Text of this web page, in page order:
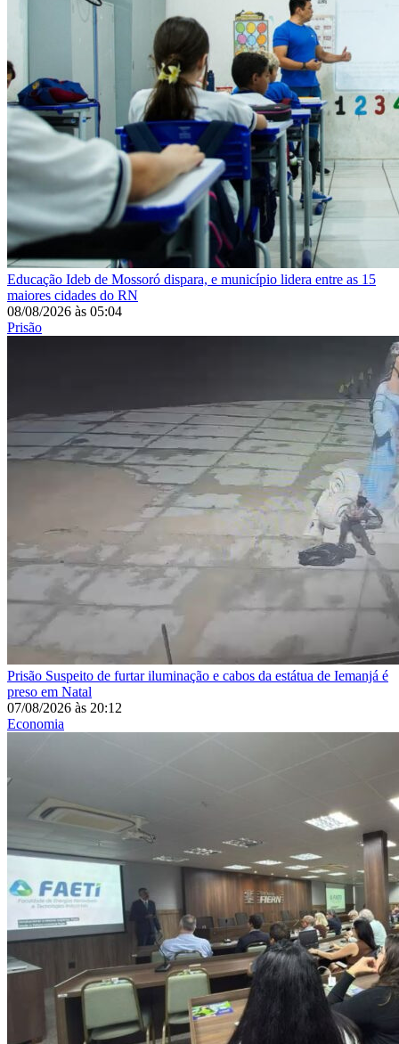
Educação Ideb de Mossoró dispara, e município lidera entre as 15
maiores cidades do RN
08/08/2026 às 05:04
Prisão
Prisão Suspeito de furtar iluminação e cabos da estátua de Iemanjá é
preso em Natal
07/08/2026 às 20:12
Economia